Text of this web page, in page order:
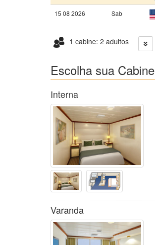
15 08 2026 Sab
1 cabine: 2 adultos
Escolha sua Cabine
Interna
Varanda